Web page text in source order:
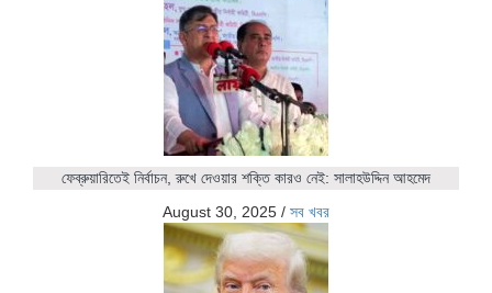
ফেব্রুয়ারিতেই নির্বাচন, রুখে দেওয়ার শক্তি কারও নেই: সালাহউদ্দিন আহমেদ
August 30, 2025 / সব খবর